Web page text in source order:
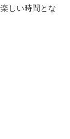
しい時間とな